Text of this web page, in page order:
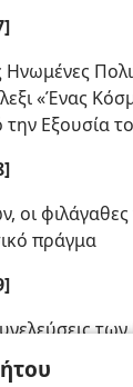
Ηνωμένες
«Ένας
Εξουσία
φιλάγαθες
πράγμα